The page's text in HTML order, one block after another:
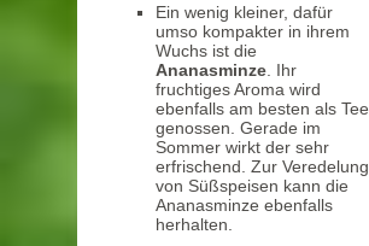
Ein wenig kleiner, dafür
umso kompakter in ihrem
Wuchs ist die
Ananasminze . Ihr
fruchtiges Aroma wird
ebenfalls am besten als Tee
genossen. Gerade im
Sommer wirkt der sehr
erfrischend. Zur Veredelung
von Süßspeisen kann die
Ananasminze ebenfalls
herhalten.